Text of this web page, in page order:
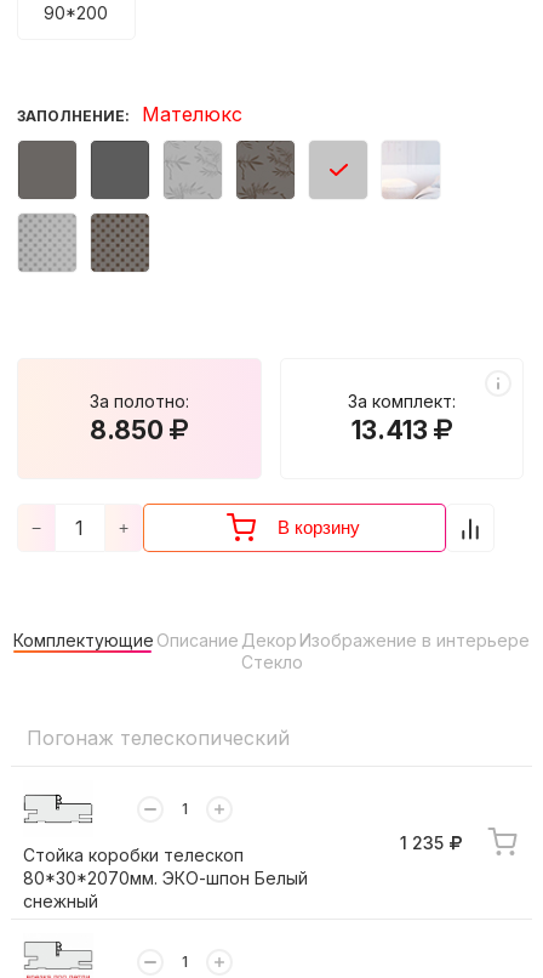
90*200
ЗАПОЛНЕНИЕ: Мателюкс
За полотно:
8.850
За комплект:
13.413
− + В корзину
Комплектующие Описание Декор Изображение в интерьере
Стекло
Погонаж телескопический
Стойка коробки телескоп
80*30*2070мм. ЭКО-шпон Белый
снежный
1 235